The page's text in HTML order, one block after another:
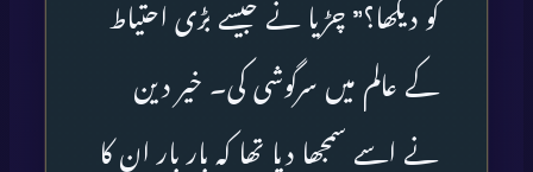
کو دیکھا؟” چڑیا نے جیسے بڑی احتیاط
کے عالم میں سرگوشی کی۔ خیر دین
نے اسے سمجھا دیا تھا کہ بار بار ان کا